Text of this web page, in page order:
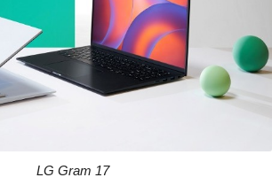
LG Gram 17